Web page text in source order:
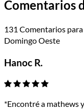
Comentarios
131 Comentarios
Domingo Oeste
Hanoc R.
*Encontré a mathews